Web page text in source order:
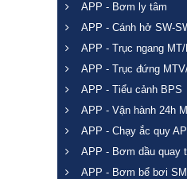
APP - Bơm ly tâm
APP - Cánh hở SW-
APP - Trục ngang
APP - Trục đứng
APP - Tiểu cảnh BPS
APP - Vận hành 24h
APP - Chạy ắc quy
APP - Bơm dầu quay
APP - Bơm bể bơi